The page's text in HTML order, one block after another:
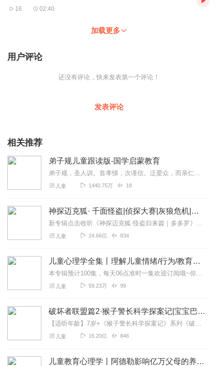
16 02:40
加载更多
用户评论
还没有评论，快来发表第一个评论！
发表评论
相关推荐
弟子规儿童跟读版-国学启蒙教育
弟子规，圣人训。首孝悌，次谨信。泛爱众，而亲仁。有余力，则学文。父母呼，应勿缓。父母命，行勿懒。父母教，须敬听。父母责，须顺承。冬则温，夏则凊。
儿童 1440.75万 18
神探迈克狐· 千面怪盗|侦探大赛|灰狼危机|多多罗
新专辑点击收听《神探迈克狐·怪盗归来篇｜多多罗》！！！>>>点击进入主播橱窗购买《神探迈克狐》系列图书吧!<<<多多罗故事【点击前往】收听多多罗其他好玩有趣的故...
儿童 24.66亿 834
儿童心理学全集丨理解儿童情绪/行为/教育心理学
本专辑预计100集，每天06点准时一集欢迎订阅哦~你的孩子是否有这些行为？稍不如意就大哭大闹喜欢吸吮手指、啃咬指甲只要是自己喜欢的就一定要占为己有一边吃饭一边玩...
儿童 59.23万 99
破坏者联盟篇2·猴子警长科学探案记|宝宝巴士故事
【适听年龄】7岁+《猴子警长科学探案记》系列《破坏者联盟篇1·猴子警长科学探案记》>>>《破坏者联盟篇2·猴子警长科学探案记》>>>《破坏者联盟篇3·猴子警长科...
儿童 16.20亿 846
儿童教育心理学丨阿德勒影响亿万父母的养育圣经